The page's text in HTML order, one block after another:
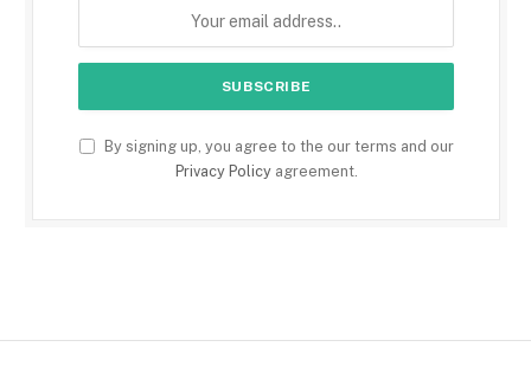
By signing up, you agree to the our terms and our
Privacy Policyagreement.